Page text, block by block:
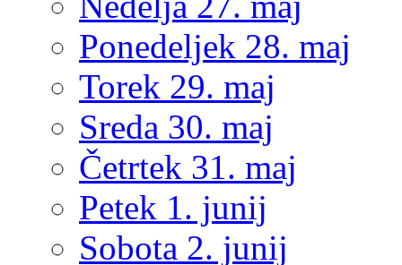
Ponedeljek 28. maj
Torek 29. maj
Sreda 30. maj
Četrtek 31. maj
Petek 1. junij
Sobota 2. junij